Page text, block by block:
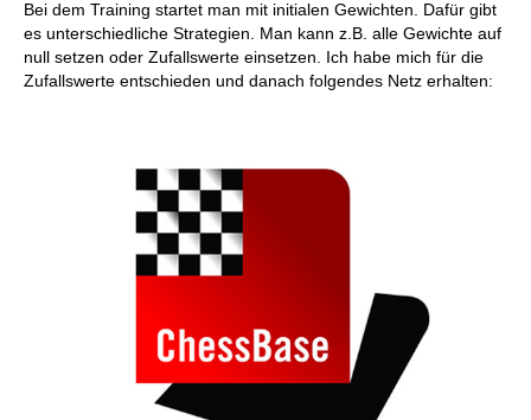
Bei dem Training startet man mit initialen Gewichten. Dafür gibt
es unterschiedliche Strategien. Man kann z.B. alle Gewichte auf
null setzen oder Zufallswerte einsetzen. Ich habe mich für die
Zufallswerte entschieden und danach folgendes Netz erhalten: